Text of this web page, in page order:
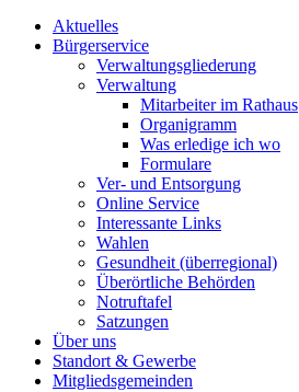
Aktuelles
Bürgerservice
Verwaltungsgliederung
Verwaltung
Mitarbeiter im Rathaus
Organigramm
Was erledige ich wo
Formulare
Ver- und Entsorgung
Online Service
Interessante Links
Wahlen
Gesundheit (überregional)
Überörtliche Behörden
Notruftafel
Satzungen
Über uns
Standort & Gewerbe
Mitgliedsgemeinden